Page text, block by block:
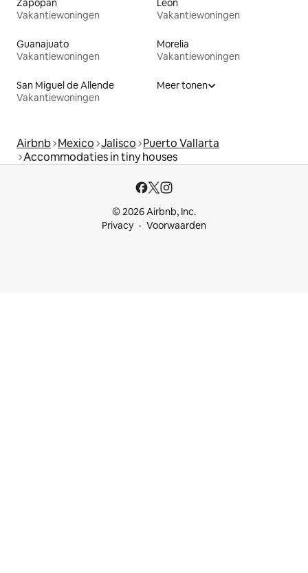
Zapopan
Vakantiewoningen
León
Vakantiewoningen
Guanajuato
Vakantiewoningen
Morelia
Vakantiewoningen
San Miguel de Allende
Vakantiewoningen
Meer tonen
Airbnb Mexico Jalisco Puerto Vallarta
Accommodaties in tiny houses
© 2026 Airbnb, Inc.
Privacy
Voorwaarden